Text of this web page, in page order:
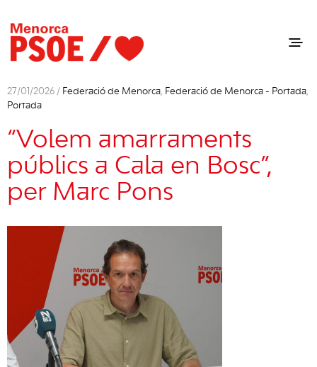
27/01/2026 / Federació de Menorca, Federació de Menorca - Portada,
Portada
“Volem amarraments
públics a Cala en Bosc”,
per Marc Pons